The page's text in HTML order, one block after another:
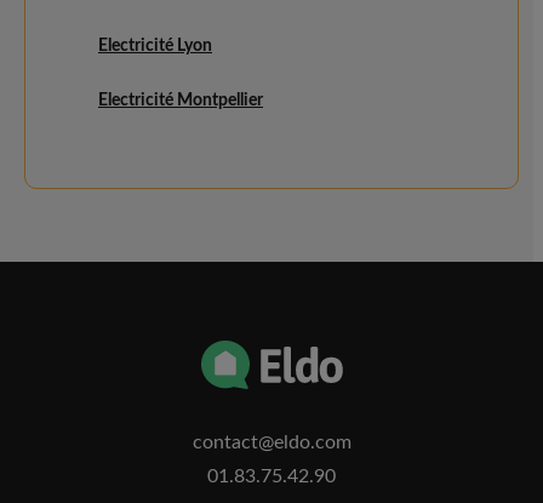
Electricité Lyon
Electricité Montpellier
contact@eldo.com
01.83.75.42.90